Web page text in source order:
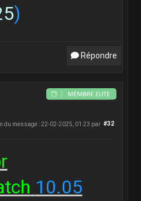
)
Répondre
#32
du message : 22-02-2025, 01:23 par
10.05